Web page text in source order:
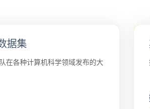
据集
在各种计算机科学领域发布的大